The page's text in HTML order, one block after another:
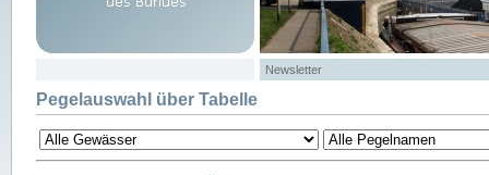
Newsletter
Pegelauswahl über Tabelle